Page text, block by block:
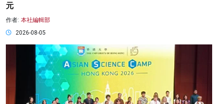
元
作者: 本社編輯部
2026-08-05